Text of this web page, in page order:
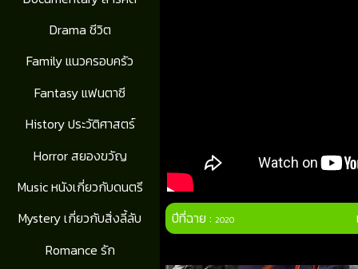
Drama ชีวิต
Family แนวครอบครัว
Fantasy แฟนตาซี
History ประวัติศาสตร์
Horror สยองขวัญ
Music หนังเกี่ยวกับดนตรี
Mystery เกี่ยวกับสิ่งลี้ลับ
Romance รัก
ปีที่ฉาย :2020